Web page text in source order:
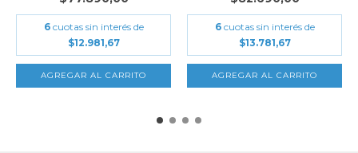
6 cuotas sin interés de
$12.981,67
6 cuotas sin interés de
$13.781,67